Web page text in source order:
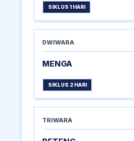
SIKLUS 1 HARI
DWIWARA
MENGA
SIKLUS 2 HARI
TRIWARA